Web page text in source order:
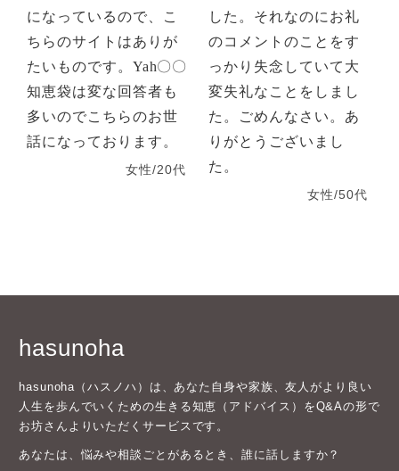
になっているので、こ
ちらのサイトはありが
たいものです。Yah〇〇
知恵袋は変な回答者も
多いのでこちらのお世
話になっております。
女性/20代
した。それなのにお礼
のコメントのことをす
っかり失念していて大
変失礼なことをしまし
た。ごめんなさい。あ
りがとうございまし
た。
女性/50代
hasunoha
hasunoha（ハスノハ）は、あなた自身や家族、友人がより良い
人生を歩んでいくための生きる知恵（アドバイス）をQ&Aの形で
お坊さんよりいただくサービスです。
あなたは、悩みや相談ごとがあるとき、誰に話しますか？